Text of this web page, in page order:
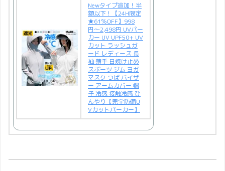
Newタイプ追加！半
額以下！【24H限定
★61％OFF】998
円〜2,498円 UVパー
カー UV UPF50+ UV
カット ラッシュガ
ード レディース 長
袖 薄手 日焼け止め
スポーツ ジム ヨガ
マスク つば バイザ
ー アームカバー 帽
子 冷感 接触冷感 ひ
んやり【完全防備U
Vカットパーカー】